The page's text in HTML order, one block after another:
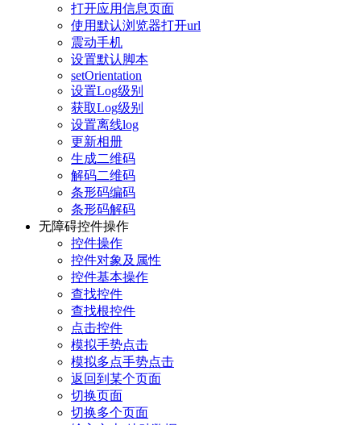
打开应用信息页面
使用默认浏览器打开url
震动手机
设置默认脚本
setOrientation
设置Log级别
获取Log级别
设置离线log
更新相册
生成二维码
解码二维码
条形码编码
条形码解码
无障碍控件操作
控件操作
控件对象及属性
控件基本操作
查找控件
查找根控件
点击控件
模拟手势点击
模拟多点手势点击
返回到某个页面
切换页面
切换多个页面